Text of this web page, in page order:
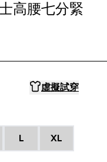
高腰七分緊
虛擬試穿
L XL